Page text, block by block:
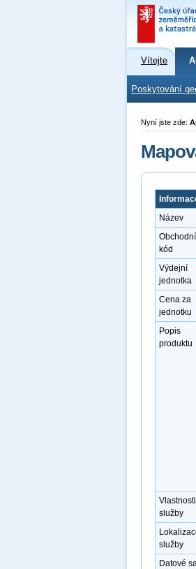
Vítejte
Poskytování
Nyní jste zde:
Název
Obchodní
kód
Výdejní
jednotka
Cena za
jednotku
Popis
produktu
Vlastnosti
služby
služby
Datové